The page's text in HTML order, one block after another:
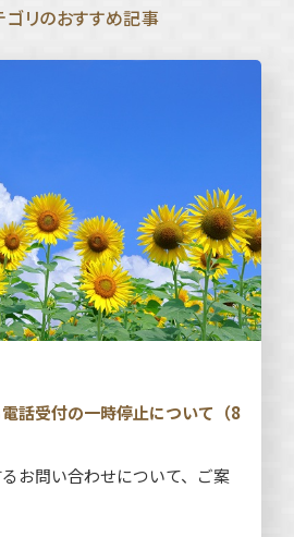
ゴリのおすすめ記事
話受付の一時停止について（8
お問い合わせについて、ご案